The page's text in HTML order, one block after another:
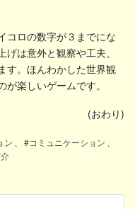
コロの数字が３までにな
は意外と観察や工夫、
す。ほんわかした世界観
楽しいゲームです。
(おわり)
ン #コミュニケーション